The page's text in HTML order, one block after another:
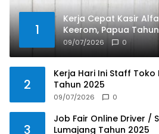
1
Kerja Cepat Kasir
Keerom, Papua
09/07/2026 0
2
Kerja Hari Ini Staff
Tahun 2025
09/07/2026 0
3
Job Fair Online Driver /
Lumajang Tahun 2025